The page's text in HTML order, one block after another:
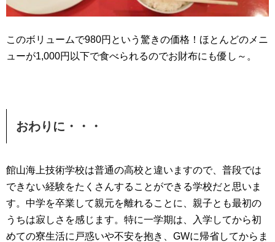
このボリュームで980円という驚きの価格！ほとんどのメニ
ューが1,000円以下で食べられるのでお財布にも優し～ 。
おわりに・・・
館山海上技術学校は普通の高校と違いますので、普段では
できない経験をたくさんすることができる学校だと思いま
す。中学を卒業して親元を離れることに、親子とも最初の
うちは寂しさを感じます。特に一学期は、入学してから初
めての寮生活に戸惑いや不安を抱き、GWに帰省してからま